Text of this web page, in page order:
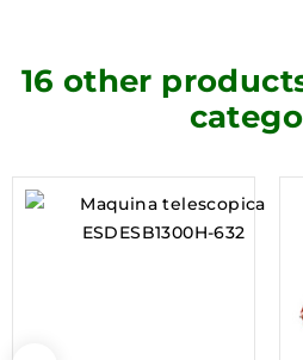
16 other